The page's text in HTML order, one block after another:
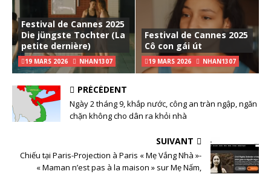
Festival de Cannes 2025
Die jüngste Tochter (La
petite dernière)
19 MARS 2026 NHAN1307
Festival de Cannes 2025
Cô con gái út
19 MARS 2026 NHAN1307
PRÉCÉDENT
Ngày 2 tháng 9, khắp nước, công an tràn ngập, ngăn
chặn không cho dân ra khỏi nhà
SUIVANT
Chiếu tại Paris-Projection à Paris « Mẹ Vắng Nhà »-
« Maman n’est pas à la maison » sur Mẹ Nấm,